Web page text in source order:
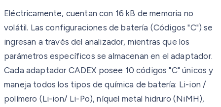
Eléctricamente, cuentan con 16 kB de memoria no
volátil. Las configuraciones de batería (Códigos "C") se
ingresan a través del analizador, mientras que los
parámetros específicos se almacenan en el adaptador.
Cada adaptador CADEX posee 10 códigos "C" únicos y
maneja todos los tipos de química de batería: Li-ion /
polímero (Li-ion/ Li-Po), níquel metal hidruro (NiMH),